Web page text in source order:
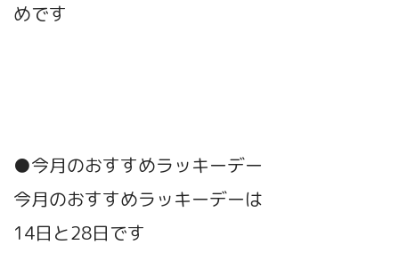
めです
●今月のおすすめラッキーデー
今月のおすすめラッキーデーは
14日と28日です